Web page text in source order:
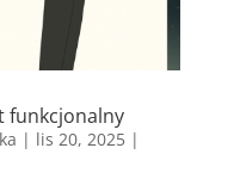
funkcjonalny
| lis 20, 2025|